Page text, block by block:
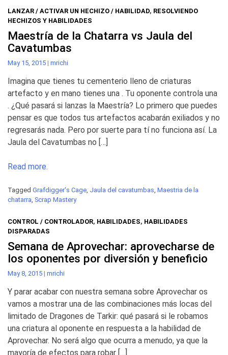
LANZAR / ACTIVAR UN HECHIZO / HABILIDAD, RESOLVIENDO
HECHIZOS Y HABILIDADES
Maestría de la Chatarra vs Jaula del
Cavatumbas
May 15, 2015 | mrichi
Imagina que tienes tu cementerio lleno de criaturas
artefacto y en mano tienes una . Tu oponente controla una
. ¿Qué pasará si lanzas la Maestría? Lo primero que puedes
pensar es que todos tus artefactos acabarán exiliados y no
regresarás nada. Pero por suerte para tí no funciona así. La
Jaula del Cavatumbas no […]
Read more.
Tagged Grafdigger's Cage, Jaula del cavatumbas, Maestria de la
chatarra, Scrap Mastery
CONTROL / CONTROLADOR, HABILIDADES, HABILIDADES
DISPARADAS
Semana de Aprovechar: aprovecharse de
los oponentes por diversión y beneficio
May 8, 2015 | mrichi
Y parar acabar con nuestra semana sobre Aprovechar os
vamos a mostrar una de las combinaciones más locas del
limitado de Dragones de Tarkir: qué pasará si le robamos
una criatura al oponente en respuesta a la habilidad de
Aprovechar. No será algo que ocurra a menudo, ya que la
mayoría de efectos para robar […]